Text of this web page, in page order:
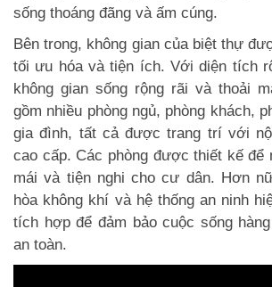
sống thoáng đãng và ấm cúng.
Bên trong, không gian của biệt thự
tối ưu hóa và tiện ích. Với diện tích
không gian sống rộng rãi và thoải
gồm nhiều phòng ngủ, phòng khách,
gia đình, tất cả được trang trí với
cao cấp. Các phòng được thiết kế để
mái và tiện nghi cho cư dân. Hơn
hòa không khí và hệ thống an ninh
tích hợp để đảm bảo cuộc sống
an toàn.